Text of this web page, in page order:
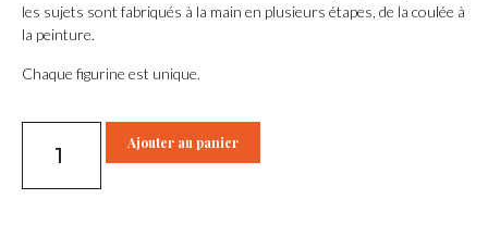
les sujets sont fabriqués à la main en plusieurs étapes, de la coulée à
la peinture.
Chaque figurine est unique.
Ajouter au panier